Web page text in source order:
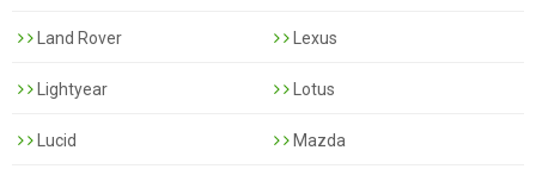
Land Rover Lexus
Lightyear Lotus
Lucid Mazda